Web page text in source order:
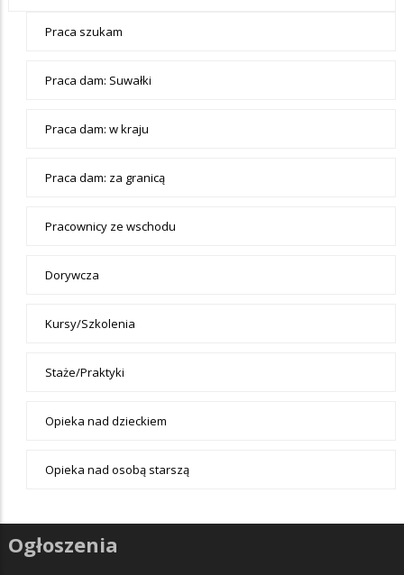
menu-Praca szukam
Praca dam: Suwałki
Praca dam: w kraju
Praca dam: za granicą
Pracownicy ze wschodu
Dorywcza
Kursy/Szkolenia
Staże/Praktyki
Opieka nad dzieckiem
Opieka nad osobą starszą
Ogłoszenia